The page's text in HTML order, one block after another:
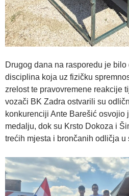
Drugog dana na rasporedu je bilo
disciplina koja uz fizičku
zrelost te pravovremene reakcije
vozači BK Zadra ostvarili su
konkurenciji Ante Barešić osvojio
medalju, dok su Krsto Dokoza i
trećih mjesta i brončanih odličja u